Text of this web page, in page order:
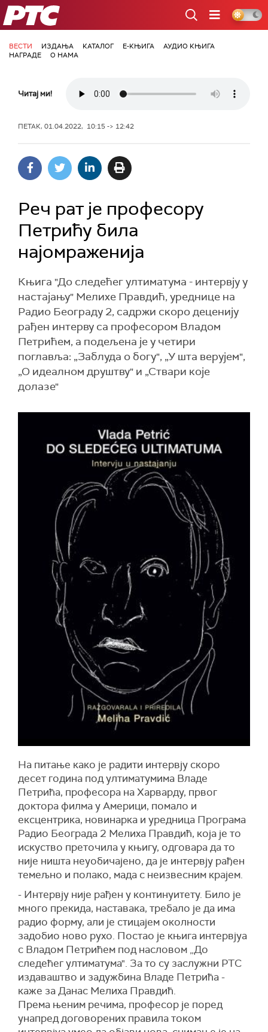
РТС
ВЕСТИ ИЗДАЊА КАТАЛОГ Е-КЊИГА
АУДИО КЊИГА
НАГРАДЕ
О НАМА
Читај ми!
ПЕТАК, 01.04.2022, 10:15 -> 12:42
Реч рат је професору
Петрићу била
најомраженија
Књига "До следећег ултиматума - интервју у
настајању" Мелихе Правдић, уреднице на
Радио Београду 2, садржи скоро деценију
рађен интерву са професором Владом
Петрићем, а подељена је у четири
поглавља: „Заблуда о богу", „У шта верујем",
„О идеалном друштву" и „Ствари које
долазе"
На питање како је радити интервју скоро
десет година под ултиматумима Владе
Петрића, професора на Харварду, првог
доктора филма у Америци, помало и
ексцентрика, новинарка и уредница Програма
Радио Београда 2 Мелиха Правдић, која је то
искуство преточила у књигу, одговара да то
није ништа неуобичајено, да је интервју рађен
темељно и полако, мада с неизвесним крајем.
- Интервју није рађен у континуитету. Било је
много прекида, наставака, требало је да има
радио форму, али је стицајем околности
задобио ново рухо. Постао је књига интервјуа
с Владом Петрићем под насловом „До
следећег ултиматума". За то су заслужни РТС
издаваштво и задужбина Владе Петрића -
каже за Данас Мелиха Правдић.
Према њеним речима, професор је поред
унапред договорених правила током